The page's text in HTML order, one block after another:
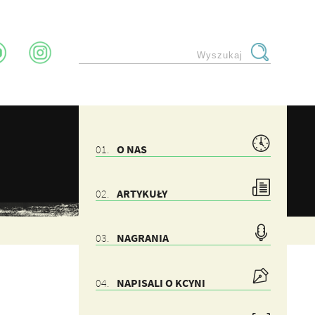
O NAS
ARTYKUŁY
NAGRANIA
NAPISALI O KCYNI